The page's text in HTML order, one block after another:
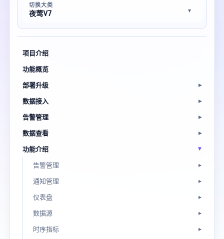
切换大类
夜莺V7
项目介绍
功能概览
部署升级
数据接入
告警管理
数据查看
功能介绍
告警管理
通知管理
仪表盘
数据源
时序指标